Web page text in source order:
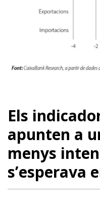
Els
apunten a
menys
s’esperava